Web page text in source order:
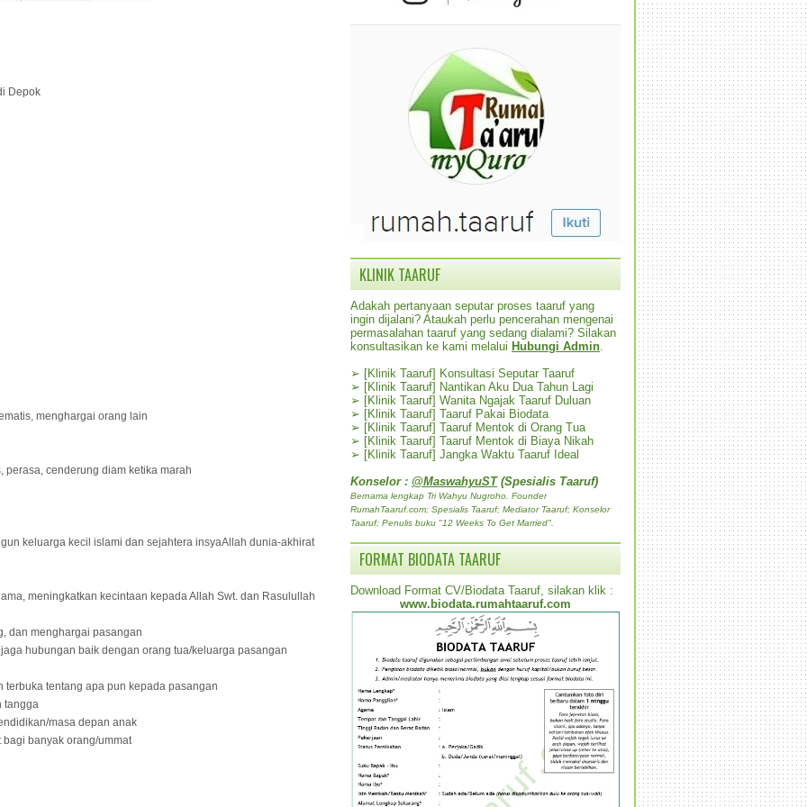
Depok
menghargai orang lain
cenderung diam ketika marah
keluarga kecil islami dan sejahtera insyaAllah dunia-akhirat
meningkatkan kecintaan kepada Allah Swt. dan Rasulullah
dan menghargai pasangan
hubungan baik dengan orang tua/keluarga pasangan
tentang apa pun kepada pasangan
tangga
masa depan anak
banyak orang/ummat
KLINIK TAARUF
Adakah pertanyaan seputar proses taaruf yang
ingin dijalani? Ataukah perlu pencerahan mengenai
permasalahan taaruf yang sedang dialami? Silakan
konsultasikan ke kami melalui Hubungi Admin
➢ [Klinik Taaruf] Konsultasi Seputar Taaruf
➢ [Klinik Taaruf] Nantikan Aku Dua Tahun Lagi
➢ [Klinik Taaruf] Wanita Ngajak Taaruf Duluan
➢ [Klinik Taaruf] Taaruf Pakai Biodata
➢ [Klinik Taaruf] Taaruf Mentok di Orang Tua
➢ [Klinik Taaruf] Taaruf Mentok di Biaya Nikah
➢ [Klinik Taaruf] Jangka Waktu Taaruf Ideal
Konselor : @MaswahyuST(Spesialis Taaruf)
Bernama lengkap Tri Wahyu Nugroho. Founder
RumahTaaruf.com; Spesialis Taaruf; Mediator Taaruf; Konselor
Taaruf; Penulis buku "12 Weeks To Get Married".
FORMAT BIODATA TAARUF
Download Format CV/Biodata Taaruf, silakan klik :
www.biodata.rumahtaaruf.com